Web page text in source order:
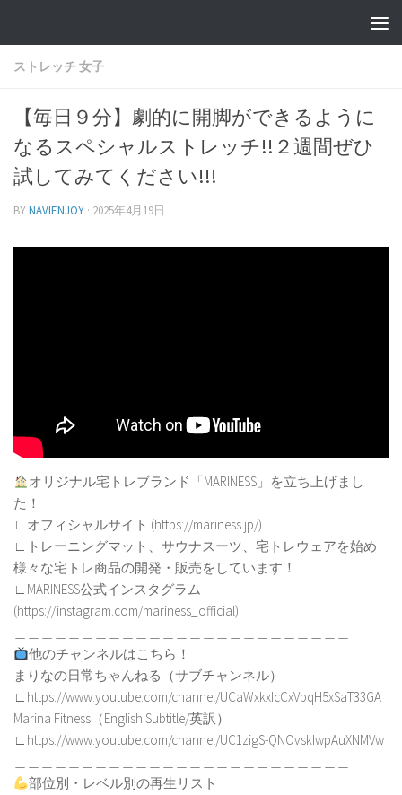
ストレッチ 女子
【毎日９分】劇的に開脚ができるように
なるスペシャルストレッチ!!２週間ぜひ
試してみてください!!!
BYNAVIENJOY · 2025年4月19日
オリジナル宅トレブランド「MARINESS」を立ち上げまし
た！
∟オフィシャルサイト (https://mariness.jp/)
∟トレーニングマット、サウナスーツ、宅トレウェアを始め
様々な宅トレ商品の開発・販売をしています！
∟MARINESS公式インスタグラム
(https://instagram.com/mariness_official)
他のチャンネルはこちら！
まりなの日常ちゃんねる（サブチャンネル）
∟https://www.youtube.com/channel/UCaWxkxIcCxVpqH5xSaT33GA
Marina Fitness（English Subtitle/英訳）
∟https://www.youtube.com/channel/UC1zigS-QNOvskIwpAuXNMVw
部位別・レベル別の再生リスト